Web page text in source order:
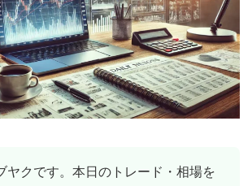
ヤクです。本日のトレード・相場を